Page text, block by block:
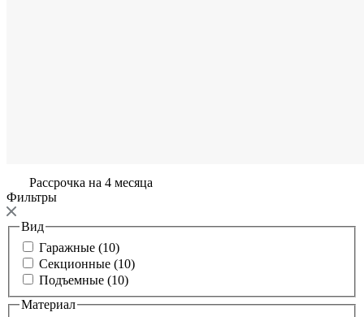
Рассрочка на 4 месяца
Фильтры
Вид
Гаражные (10)
Секционные (10)
Подъемные (10)
Материал